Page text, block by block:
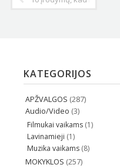
KATEGORIJOS
APŽVALGOS (287)
Audio/Video (3)
Filmukai vaikams (1)
Lavinamieji (1)
Muzika vaikams (8)
MOKYKLOS (257)